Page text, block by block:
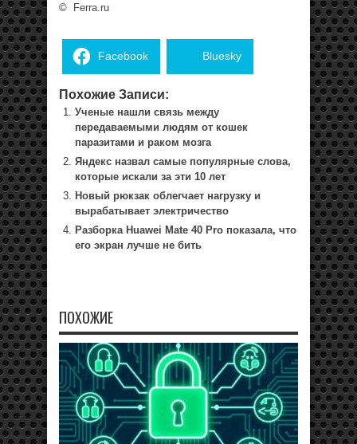
© Ferra.ru
Facebook Bluesky
Похожие Записи:
Ученые нашли связь между
передаваемыми людям от кошек
паразитами и раком мозга
Яндекс назвал самые популярные слова,
которые искали за эти 10 лет
Новый рюкзак облегчает нагрузку и
вырабатывает электричество
Разборка Huawei Mate 40 Pro показала, что
его экран лучше не бить
ПОХОЖИЕ